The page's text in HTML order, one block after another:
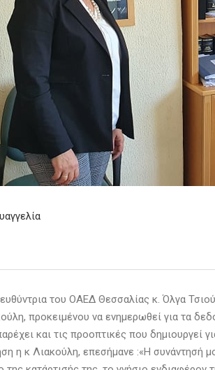
του ΟΑΕΔ Θεσσαλίας κ. Όλγα
προκειμένου να ενημερωθεί για τα
και τις προοπτικές που δημιουργεί
η κ Λιακούλη, επεσήμανε :«Η συνάντησή